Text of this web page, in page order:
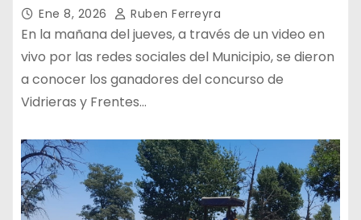
Ene 8, 2026 Ruben Ferreyra
En la mañana del jueves, a través de un video en
vivo por las redes sociales del Municipio, se dieron
a conocer los ganadores del concurso de
Vidrieras y Frentes…